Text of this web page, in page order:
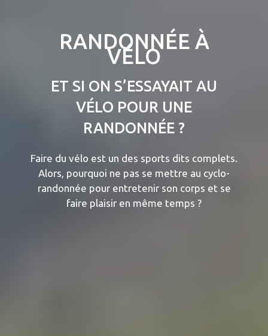
RANDONNÉE À
VÉLO
ET SI ON S’ESSAYAIT AU
VÉLO POUR UNE
RANDONNÉE ?
Faire du vélo est un des sports dits complets.
Alors, pourquoi ne pas se mettre au cyclo-
randonnée pour entretenir son corps et se
faire plaisir en même temps ?